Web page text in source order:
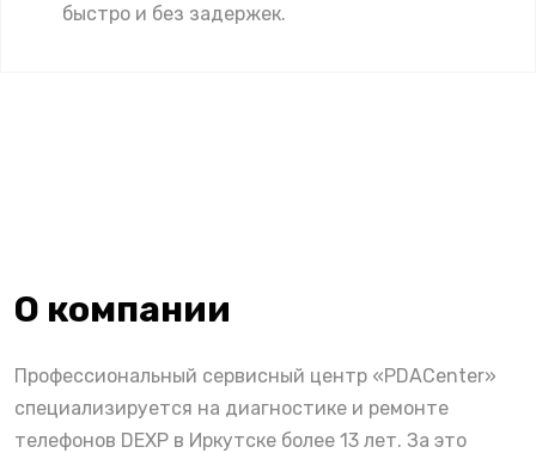
быстро и без задержек.
О компании
Профессиональный сервисный центр «PDACenter»
специализируется на диагностике и ремонте
телефонов DEXP в Иркутске более 13 лет. За это